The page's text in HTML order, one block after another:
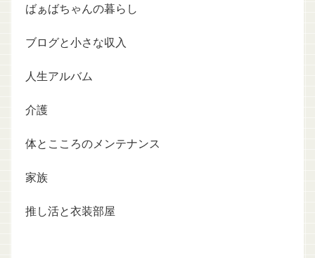
ばぁばちゃんの暮らし
ブログと小さな収入
人生アルバム
介護
体とこころのメンテナンス
家族
推し活と衣装部屋